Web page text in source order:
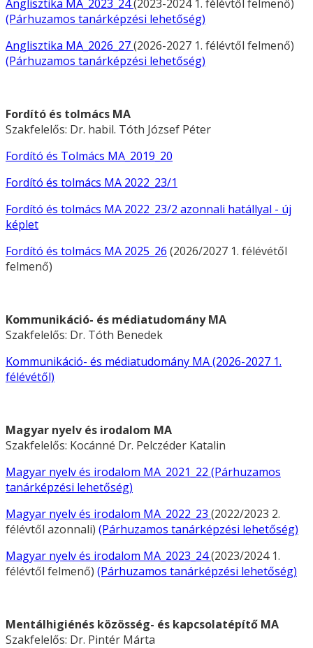
Anglisztika MA_2023_24(2023-2024 1. félévtől felmenő)
(Párhuzamos tanárképzési lehetőség)
Anglisztika MA_2026_27(2026-2027 1. félévtől felmenő)
(Párhuzamos tanárképzési lehetőség)
Fordító és tolmács MA
Szakfelelős: Dr. habil. Tóth József Péter
Fordító és Tolmács MA_2019_20
Fordító és tolmács MA 2022_23/1
Fordító és tolmács MA 2022_23/2 azonnali hatállyal - új
képlet
Fordító és tolmács MA 2025_26 (2026/2027 1. félévétől
felmenő)
Kommunikáció- és médiatudomány MA
Szakfelelős: Dr. Tóth Benedek
Kommunikáció- és médiatudomány MA (2026-2027 1.
félévétől)
Magyar nyelv és irodalom MA
Szakfelelős: Kocánné Dr. Pelczéder Katalin
Magyar nyelv és irodalom MA_2021_22 (Párhuzamos
tanárképzési lehetőség)
Magyar nyelv és irodalom MA_2022_23 (2022/2023 2.
félévtől azonnali) (Párhuzamos tanárképzési lehetőség)
Magyar nyelv és irodalom MA_2023_24(2023/2024 1.
félévtől felmenő) (Párhuzamos tanárképzési lehetőség)
Mentálhigiénés közösség- és kapcsolatépítő MA
Szakfelelős: Dr. Pintér Márta